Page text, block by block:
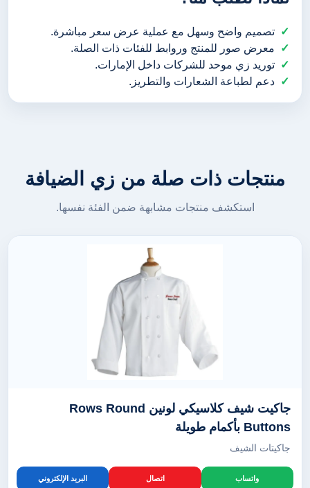
تصميم واضح وسهل مع عملية عرض سعر مباشرة.
معرض صور للمنتج وروابط للفئات ذات الصلة.
توريد زي موحد للشركات داخل الإمارات.
دعم لطباعة الشعارات والتطريز.
منتجات ذات صلة من زي الضيافة
استكشف منتجات مشابهة ضمن الفئة نفسها.
جاكيت شيف كلاسيكي لونين Rows Round
Buttons بأكمام طويلة
جاكيتات الشيف
واتساب اتصال البريد الإلكتروني